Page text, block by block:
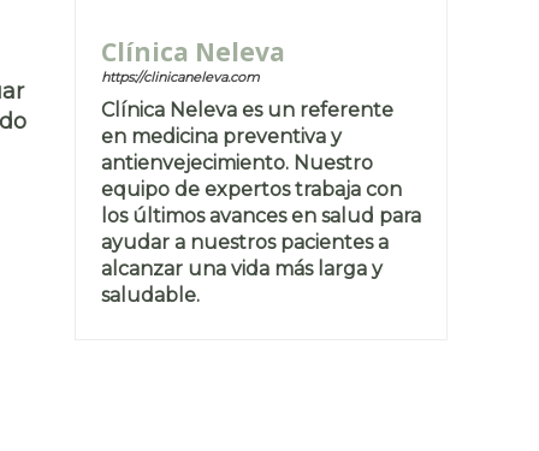
Clínica Neleva
https://clinicaneleva.com
Clínica Neleva es un referente
en medicina preventiva y
antienvejecimiento. Nuestro
equipo de expertos trabaja con
los últimos avances en salud para
ayudar a nuestros pacientes a
alcanzar una vida más larga y
saludable.